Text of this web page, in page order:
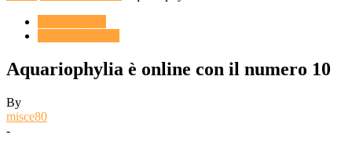
Aquariophylia è online con il numero 10
By
misce80
-